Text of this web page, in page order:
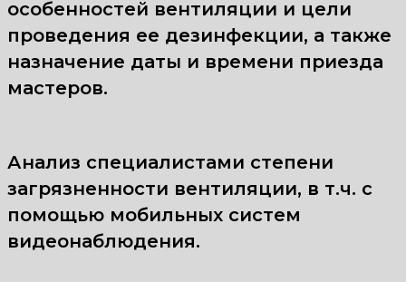
особенностей вентиляции и цели
проведения ее дезинфекции, а также
назначение даты и времени приезда
мастеров.
Анализ специалистами степени
загрязненности вентиляции, в т.ч. с
помощью мобильных систем
видеонаблюдения.